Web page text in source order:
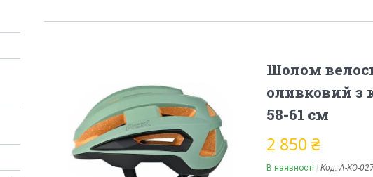
Шолом
оливковий з
58-61 см
2 850 ₴
В наявності Код:A-KO-